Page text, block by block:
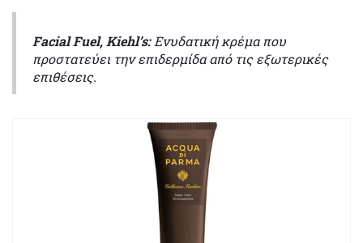
Facial Fuel, Kiehl’s:Ενυδατική κρέμα που
προστατεύει την επιδερμίδα από τις εξωτερικές
επιθέσεις.